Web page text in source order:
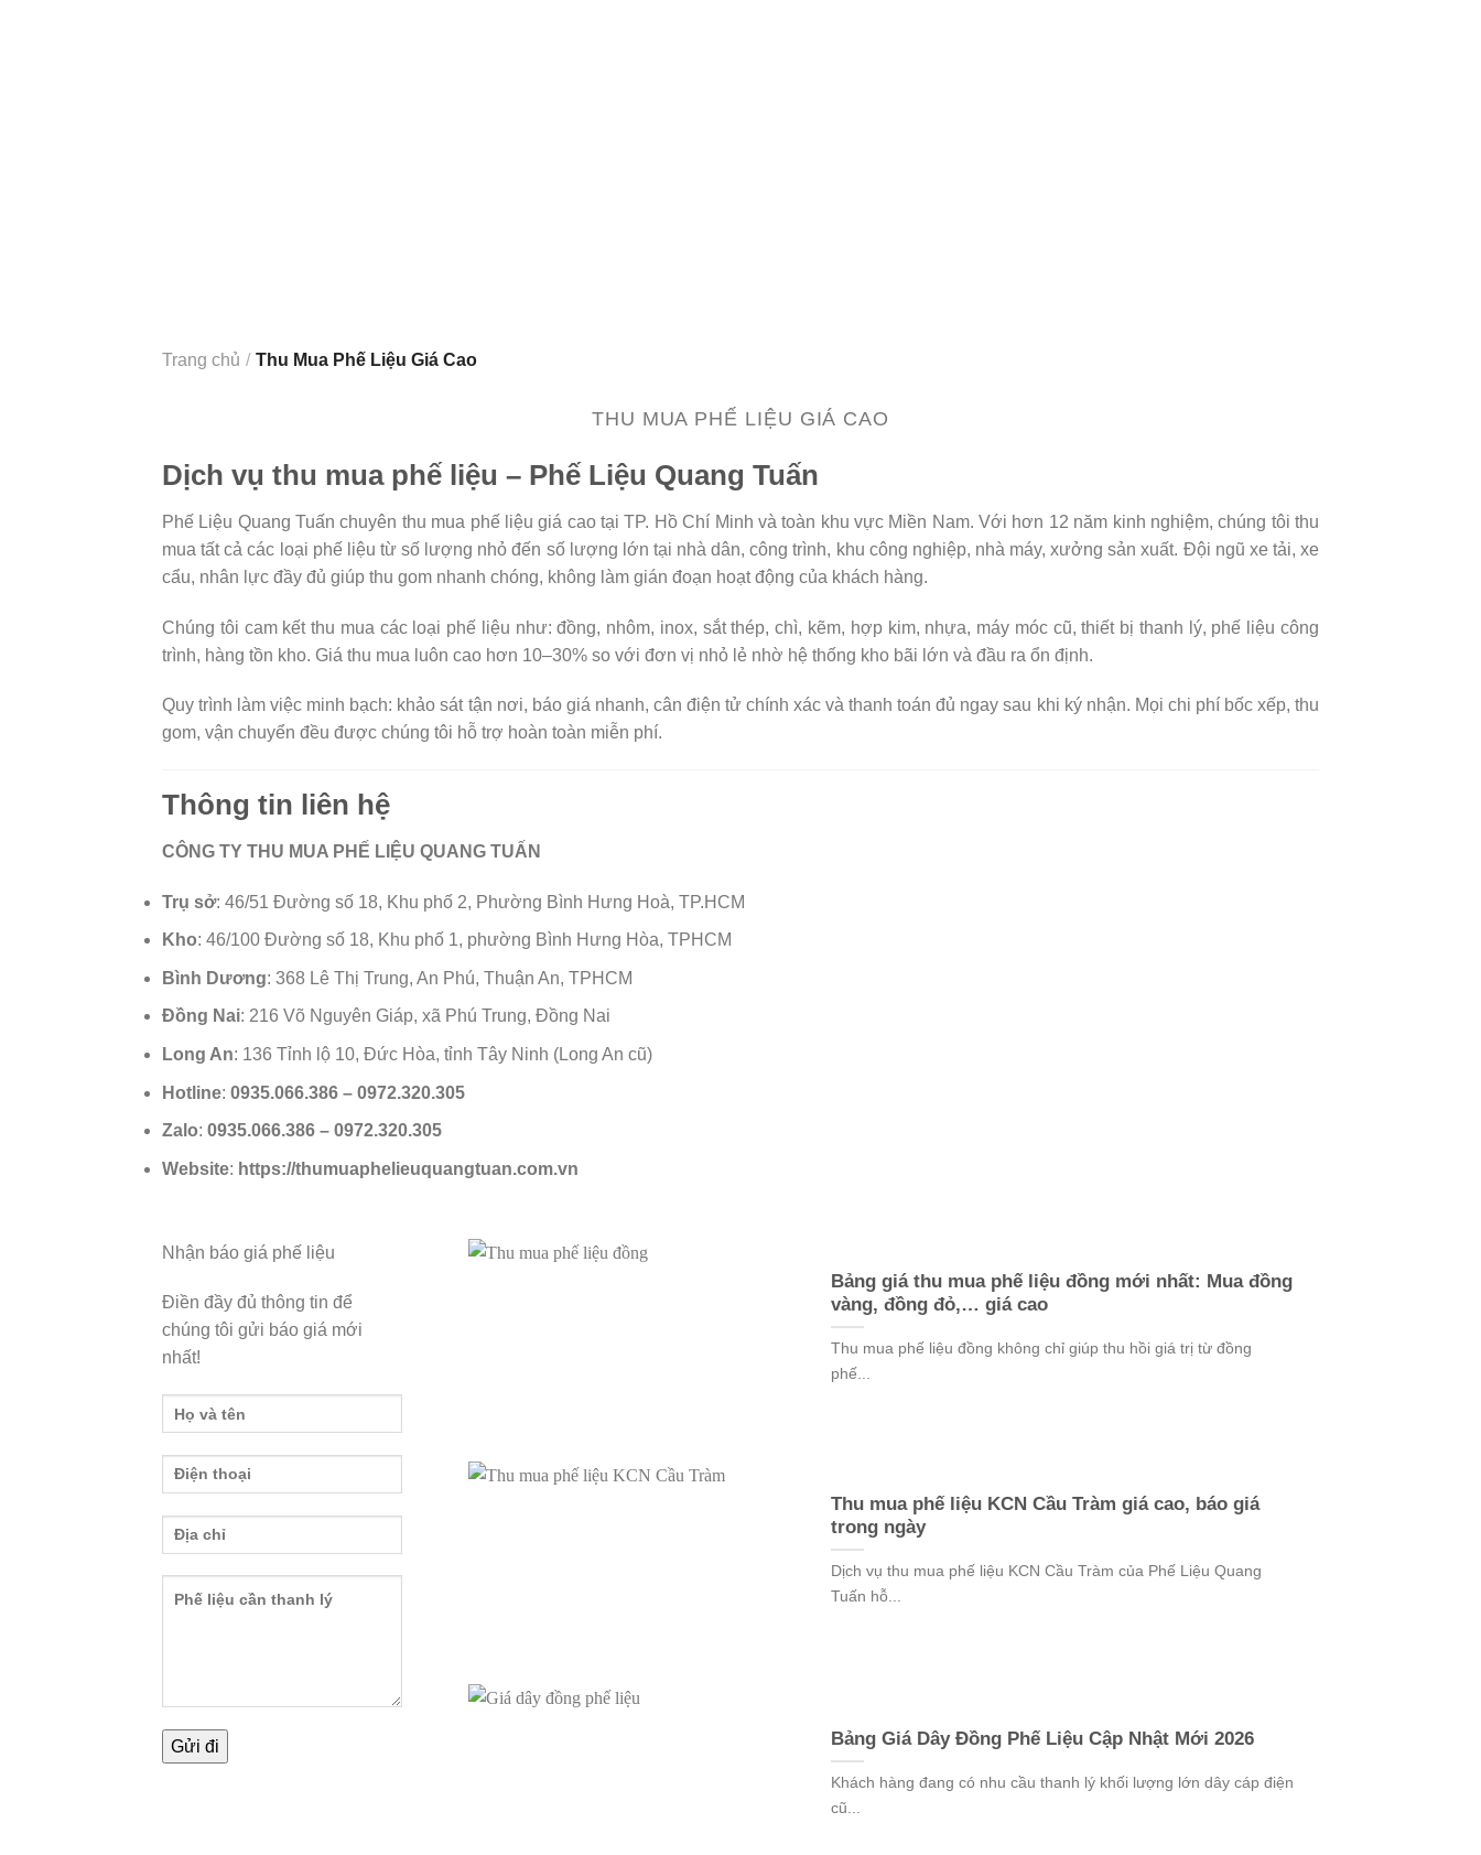
Trang chủ / Thu Mua Phế Liệu Giá Cao
THU MUA PHẾ LIỆU GIÁ CAO
Dịch vụ thu mua phế liệu – Phế Liệu Quang Tuấn
Phế Liệu Quang Tuấn chuyên thu mua phế liệu giá cao tại TP. Hồ Chí Minh và toàn khu vực Miền Nam. Với hơn 12 năm kinh nghiệm, chúng tôi thu
mua tất cả các loại phế liệu từ số lượng nhỏ đến số lượng lớn tại nhà dân, công trình, khu công nghiệp, nhà máy, xưởng sản xuất. Đội ngũ xe tải, xe
cẩu, nhân lực đầy đủ giúp thu gom nhanh chóng, không làm gián đoạn hoạt động của khách hàng.
Chúng tôi cam kết thu mua các loại phế liệu như: đồng, nhôm, inox, sắt thép, chì, kẽm, hợp kim, nhựa, máy móc cũ, thiết bị thanh lý, phế liệu công
trình, hàng tồn kho. Giá thu mua luôn cao hơn 10–30% so với đơn vị nhỏ lẻ nhờ hệ thống kho bãi lớn và đầu ra ổn định.
Quy trình làm việc minh bạch: khảo sát tận nơi, báo giá nhanh, cân điện tử chính xác và thanh toán đủ ngay sau khi ký nhận. Mọi chi phí bốc xếp, thu
gom, vận chuyển đều được chúng tôi hỗ trợ hoàn toàn miễn phí.
Thông tin liên hệ
CÔNG TY THU MUA PHẾ LIỆU QUANG TUẤN
Trụ sở: 46/51 Đường số 18, Khu phố 2, Phường Bình Hưng Hoà, TP.HCM
Kho: 46/100 Đường số 18, Khu phố 1, phường Bình Hưng Hòa, TPHCM
Bình Dương: 368 Lê Thị Trung, An Phú, Thuận An, TPHCM
Đồng Nai: 216 Võ Nguyên Giáp, xã Phú Trung, Đồng Nai
Long An: 136 Tỉnh lộ 10, Đức Hòa, tỉnh Tây Ninh (Long An cũ)
Hotline: 0935.066.386 – 0972.320.305
Zalo: 0935.066.386 – 0972.320.305
Website: https://thumuaphelieuquangtuan.com.vn
Nhận báo giá phế liệu
Điền đầy đủ thông tin để
chúng tôi gửi báo giá mới
nhất!
Bảng giá thu mua phế liệu đồng mới nhất: Mua đồng
vàng, đồng đỏ,… giá cao
Thu mua phế liệu đồng không chỉ giúp thu hồi giá trị từ đồng
phế...
Thu mua phế liệu KCN Cầu Tràm giá cao, báo giá
trong ngày
Dịch vụ thu mua phế liệu KCN Cầu Tràm của Phế Liệu Quang
Tuấn hỗ...
Bảng Giá Dây Đồng Phế Liệu Cập Nhật Mới 2026
Khách hàng đang có nhu cầu thanh lý khối lượng lớn dây cáp điện
cũ...